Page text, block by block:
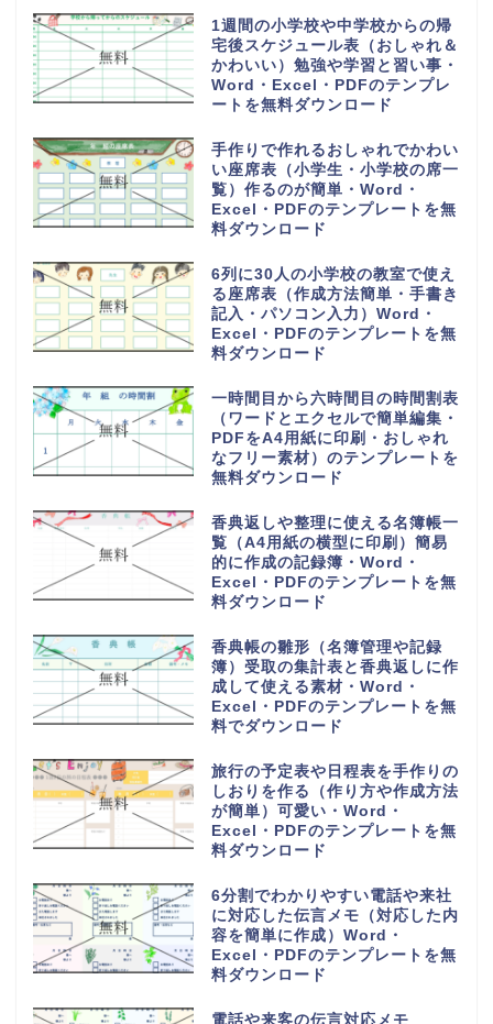
1週間の小学校や中学校からの帰
宅後スケジュール表（おしゃれ＆
かわいい）勉強や学習と習い事・
Word・Excel・PDFのテンプレ
ートを無料ダウンロード
手作りで作れるおしゃれでかわい
い座席表（小学生・小学校の席一
覧）作るのが簡単・Word・
Excel・PDFのテンプレートを無
料ダウンロード
6列に30人の小学校の教室で使え
る座席表（作成方法簡単・手書き
記入・パソコン入力）Word・
Excel・PDFのテンプレートを無
料ダウンロード
一時間目から六時間目の時間割表
（ワードとエクセルで簡単編集・
PDFをA4用紙に印刷・おしゃれ
なフリー素材）のテンプレートを
無料ダウンロード
香典返しや整理に使える名簿帳一
覧（A4用紙の横型に印刷）簡易
的に作成の記録簿・Word・
Excel・PDFのテンプレートを無
料ダウンロード
香典帳の雛形（名簿管理や記録
簿）受取の集計表と香典返しに作
成して使える素材・Word・
Excel・PDFのテンプレートを無
料でダウンロード
旅行の予定表や日程表を手作りの
しおりを作る（作り方や作成方法
が簡単）可愛い・Word・
Excel・PDFのテンプレートを無
料ダウンロード
6分割でわかりやすい電話や来社
に対応した伝言メモ（対応した内
容を簡単に作成）Word・
Excel・PDFのテンプレートを無
料ダウンロード
電話や来客の伝言対応メモ